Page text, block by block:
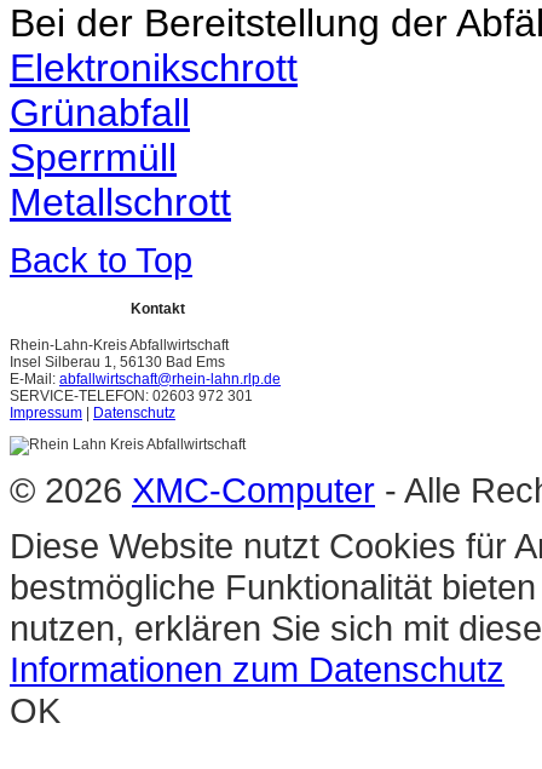
Bei der Bereitstellung der
Elektronikschrott
Grünabfall
Sperrmüll
Metallschrott
Back to Top
Kontakt
Rhein-Lahn-Kreis Abfallwirtschaft
Insel Silberau 1, 56130 Bad Ems
E-Mail: abfallwirtschaft@rhein-lahn.rlp.de
SERVICE-TELEFON: 02603 972 301
Impressum
Datenschutz
© 2026 XMC-Computer - Alle
Diese Website nutzt Cookies für
bestmögliche Funktionalität
nutzen, erklären Sie sich mit
Informationen zum Datenschutz
OK